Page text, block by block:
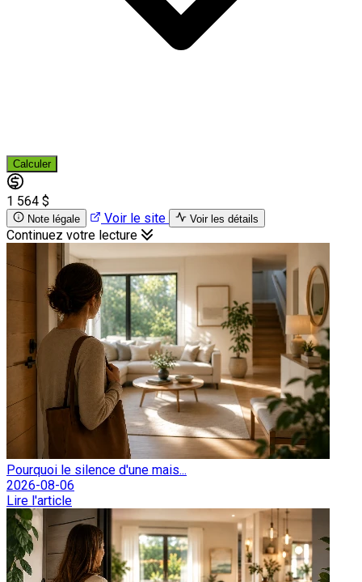
Calculer
1 564 $
Note légale Voir le site Voir les détails
Continuez votre lecture
Pourquoi le silence d'une mais...
2026-08-06
Lire l'article